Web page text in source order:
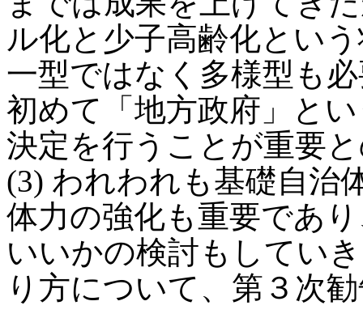
ル化と少子高齢化とい
一型ではなく多様型も
初めて「地方政府」と
決定を行うことが重要
(3) われわれも基礎自治
体力の強化も重要であ
いいかの検討もしてい
り方について、第３次